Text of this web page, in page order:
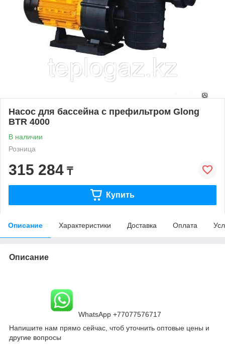
Насос для бассейна с префильтром Glong
BTR 4000
В наличии
Розница
315 284 ₸
Купить
Описание Характеристики Доставка Оплата
Описание
WhatsApp +77077576717
Напишите нам прямо сейчас, чтоб уточнить оптовые цены и
другие вопросы